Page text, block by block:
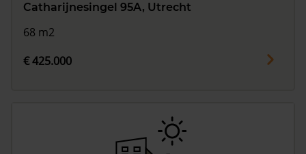
Catharijnesingel 95A, Utrecht
68 m2
€ 425.000